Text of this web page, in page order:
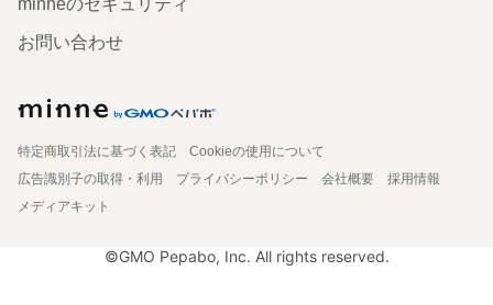
お問い合わせ
特定商取引法に基づく表記
Cookieの使用について
広告識別子の取得・利用
プライバシーポリシー 会社概要
採用情報
メディアキット
©GMO Pepabo, Inc. All rights reserved.